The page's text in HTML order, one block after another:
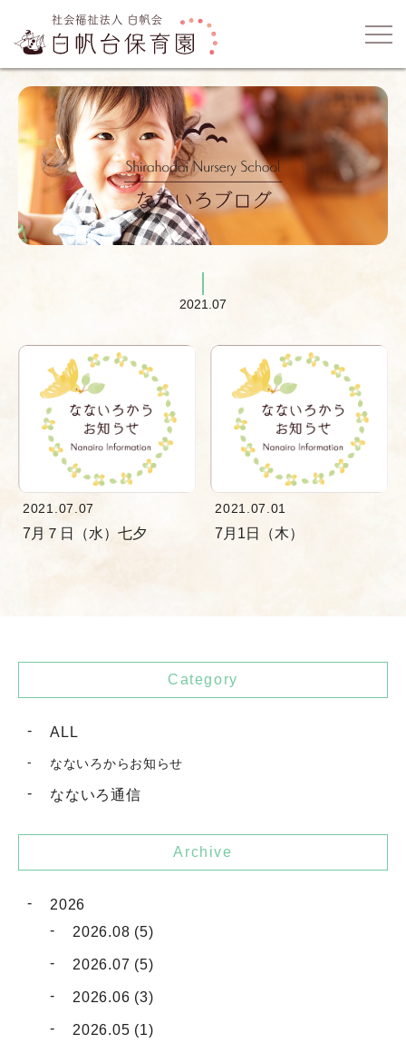
2021.07
2021.07.07
7月７日（水）七夕
2021.07.01
7月1日（木）
Category
ALL
なないろからお知らせ
なないろ通信
Archive
2026
2026.08 (5)
2026.07 (5)
2026.06 (3)
2026.05 (1)